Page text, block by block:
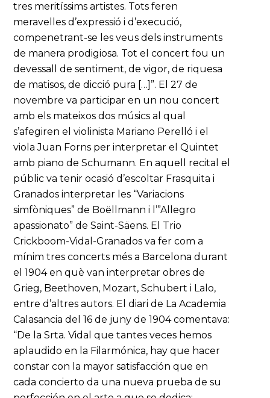
tres meritíssims artistes. Tots feren
meravelles d’expressió i d’execució,
compenetrant-se les veus dels instruments
de manera prodigiosa. Tot el concert fou un
devessall de sentiment, de vigor, de riquesa
de matisos, de dicció pura […]”. El 27 de
novembre va participar en un nou concert
amb els mateixos dos músics al qual
s’afegiren el violinista Mariano Perelló i el
viola Juan Forns per interpretar el Quintet
amb piano de Schumann. En aquell recital el
públic va tenir ocasió d’escoltar Frasquita i
Granados interpretar les “Variacions
simfòniques” de Boëllmann i l’”Allegro
apassionato” de Saint-Säens. El Trio
Crickboom-Vidal-Granados va fer com a
mínim tres concerts més a Barcelona durant
el 1904 en què van interpretar obres de
Grieg, Beethoven, Mozart, Schubert i Lalo,
entre d’altres autors. El diari de La Academia
Calasancia del 16 de juny de 1904 comentava:
“De la Srta. Vidal que tantes veces hemos
aplaudido en la Filarmónica, hay que hacer
constar con la mayor satisfacción que en
cada concierto da una nueva prueba de su